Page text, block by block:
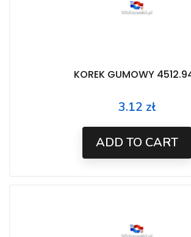
KOREK GUMOWY
Price
3.12 zł
ADD TO CART